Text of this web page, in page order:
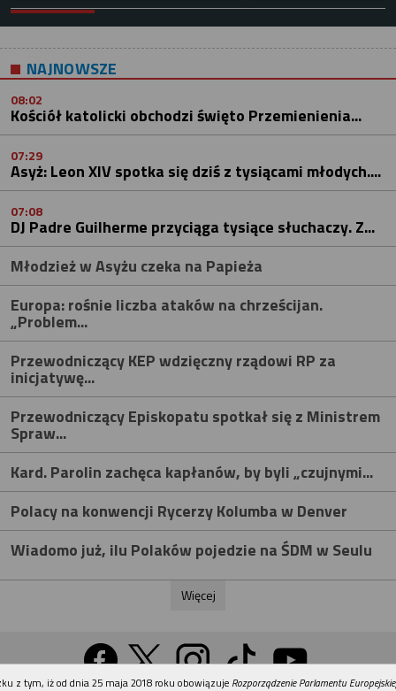
NAJNOWSZE
08:02
Kościół katolicki obchodzi święto Przemienienia...
07:29
Asyż: Leon XIV spotka się dziś z tysiącami młodych....
07:08
DJ Padre Guilherme przyciąga tysiące słuchaczy. Z...
Młodzież w Asyżu czeka na Papieża
Europa: rośnie liczba ataków na chrześcijan.
„Problem...
Przewodniczący KEP wdzięczny rządowi RP za
inicjatywę...
Przewodniczący Episkopatu spotkał się z Ministrem
Spraw...
Kard. Parolin zachęca kapłanów, by byli „czujnymi...
Polacy na konwencji Rycerzy Kolumba w Denver
Wiadomo już, ilu Polaków pojedzie na ŚDM w Seulu
Więcej
REKLAMA
z tym, iż od dnia 25 maja 2018 roku obowiązuje Rozporządzenie Parlamentu